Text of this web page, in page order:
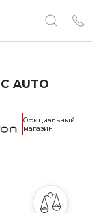
AUTO
Официальный
магазин